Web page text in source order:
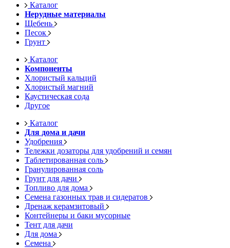
Каталог
Нерудные материалы
Щебень
Песок
Грунт
Каталог
Компоненты
Хлористый кальций
Хлористый магний
Каустическая сода
Другое
Каталог
Для дома и дачи
Удобрения
Тележки дозаторы для удобрений и семян
Таблетированная соль
Гранулированная соль
Грунт для дачи
Топливо для дома
Семена газонных трав и сидератов
Дренаж керамзитовый
Контейнеры и баки мусорные
Тент для дачи
Для дома
Семена